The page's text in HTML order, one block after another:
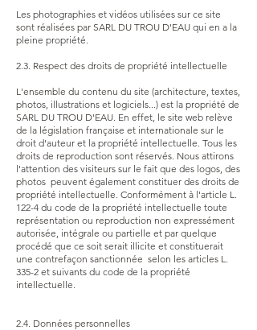
​Les photographies et vidéos utilisées sur ce site
sont réalisées par SARL DU TROU D'EAU qui en a la
pleine propriété.
​​2.3. Respect des droits de propriété intellectuelle
​L'ensemble du contenu du site (architecture, textes,
photos, illustrations et logiciels...) est la propriété de
SARL DU TROU D'EAU. En effet, le site web relève
de la législation française et internationale sur le
droit d'auteur et la propriété intellectuelle. Tous les
droits de reproduction sont réservés. Nous attirons
l'attention des visiteurs sur le fait que des logos, des
photos peuvent également constituer des droits de
propriété intellectuelle. Conformément à l'article L.
122-4 du code de la propriété intellectuelle toute
représentation ou reproduction non expressément
autorisée, intégrale ou partielle et par quelque
procédé que ce soit serait illicite et constituerait
une contrefaçon sanctionnée selon les articles L.
335-2 et suivants du code de la propriété
intellectuelle.
2.4. Données personnelles